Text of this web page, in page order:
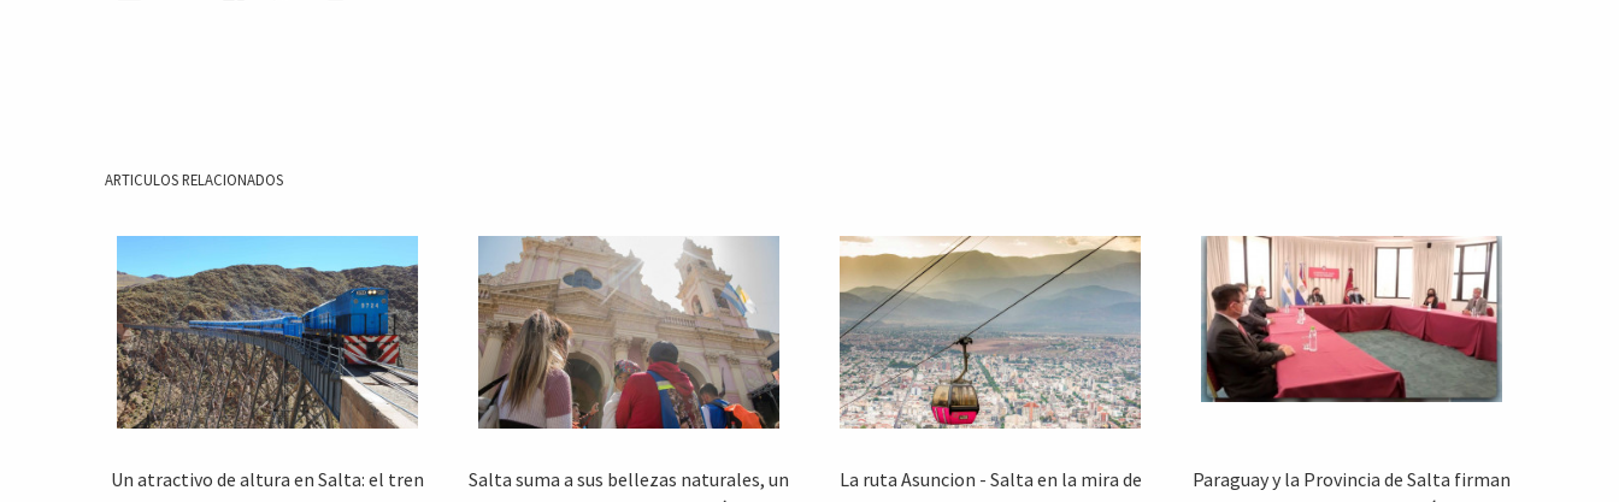
ARTICULOS RELACIONADOS
Un atractivo de altura en Salta: el tren
Salta suma a sus bellezas naturales, un
La ruta Asuncion - Salta en la mira de
Paraguay y la Provincia de Salta firman